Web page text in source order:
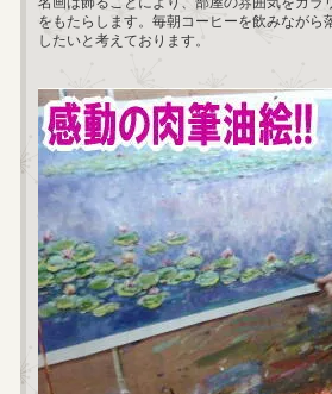
をもたらします。毎朝コーヒーを飲みなが
したいと考えております。